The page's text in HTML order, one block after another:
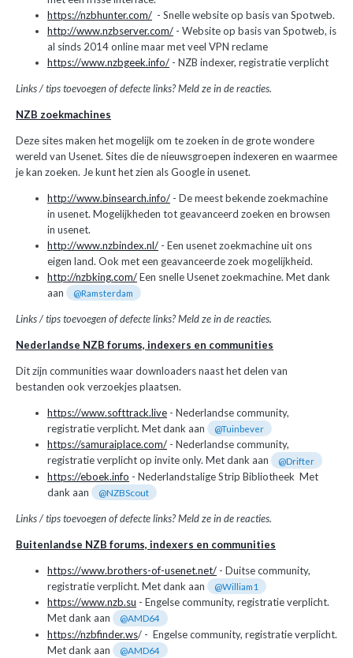
https://nzbhunter.com/ - Snelle website op basis van Spotweb.
http://www.nzbserver.com/ - Website op basis van Spotweb, is
al sinds 2014 online maar met veel VPN reclame
https://www.nzbgeek.info/ - NZB indexer, registratie verplicht
Links / tips toevoegen of defecte links? Meld ze in de reacties.
NZB zoekmachines
Deze sites maken het mogelijk om te zoeken in de grote wondere
wereld van Usenet. Sites die de nieuwsgroepen indexeren en waarmee
je kan zoeken. Je kunt het zien als Google in usenet.
http://www.binsearch.info/ - De meest bekende zoekmachine
in usenet. Mogelijkheden tot geavanceerd zoeken en browsen
in usenet.
http://www.nzbindex.nl/ - Een usenet zoekmachine uit ons
eigen land. Ook met een geavanceerde zoek mogelijkheid.
http://nzbking.com/Een snelle Usenet zoekmachine. Met dank
aan
@Ramsterdam
Links / tips toevoegen of defecte links? Meld ze in de reacties.
Nederlandse NZB forums, indexers en communities
Dit zijn communities waar downloaders naast het delen van
bestanden ook verzoekjes plaatsen.
https://www.softtrack.live - Nederlandse community,
registratie verplicht. Met dank aan
@Tuinbever
https://samuraiplace.com/ - Nederlandse community,
registratie verplicht op invite only. Met dank aan
@Drifter
https://eboek.info - Nederlandstalige Strip Bibliotheek Met
dank aan
@NZBScout
Links / tips toevoegen of defecte links? Meldze in de reacties.
Buitenlandse NZB forums, indexers en communities
https://www.brothers-of-usenet.net/ - Duitse community,
registratie verplicht. Met dank aan
@William1
https://www.nzb.su - Engelse community, registratie verplicht.
Met dank aan
@AMD64
https://nzbfinder.ws/ - Engelse community, registratie verplicht.
Met dank aan
@AMD64